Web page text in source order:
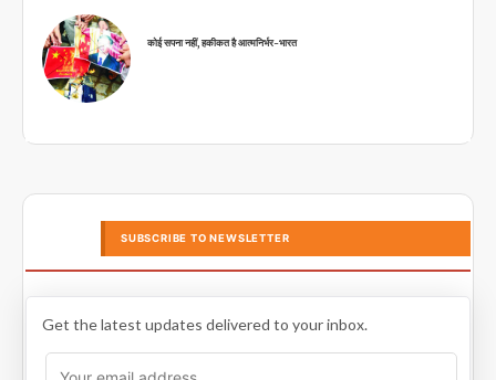
कोई सपना नहीं, हकीकत है आत्मनिर्भर-भारत
SUBSCRIBE TO NEWSLETTER
Get the latest updates delivered to your inbox.